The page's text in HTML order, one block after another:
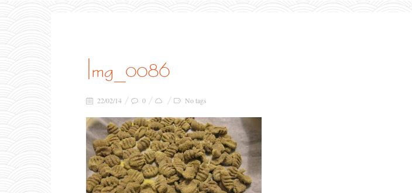
img_0086
22/02/14 0 No tags